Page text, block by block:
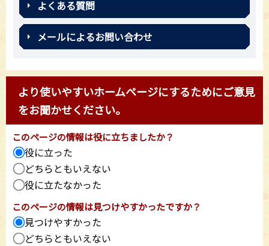
よくある質問
メールによるお問い合わせ
より使いやすいホームページにするためにご意見
をお聞かせください。
このページの情報は役に立ちましたか？
役に立った
どちらともいえない
役に立たなかった
このページの情報は見つけやすかったですか？
見つけやすかった
どちらともいえない